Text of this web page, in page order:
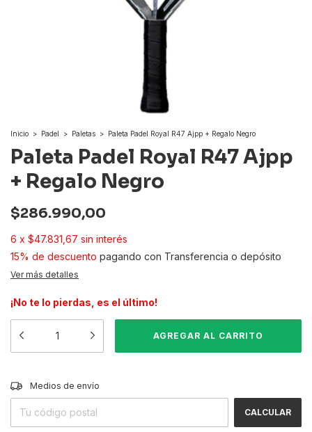
Inicio > Padel > Paletas > Paleta Padel Royal R47 Ajpp + Regalo Negro
Paleta Padel Royal R47 Ajpp
+ Regalo Negro
$286.990,00
6 x $47.831,67 sin interés
15% de descuento pagando con Transferencia o depósito
Ver más detalles
¡No te lo pierdas, es el último!
Entregas para el CP:
Medios de envío
CALCULAR